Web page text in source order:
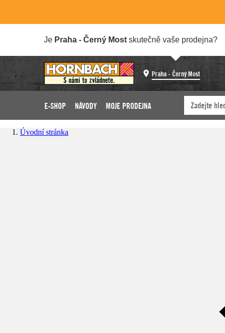
Je Praha - Černý Most skutečně vaše prodejna?
Praha - Černý Most
E-SHOP NÁVODY MOJE PRODEJNA
Úvodní stránka